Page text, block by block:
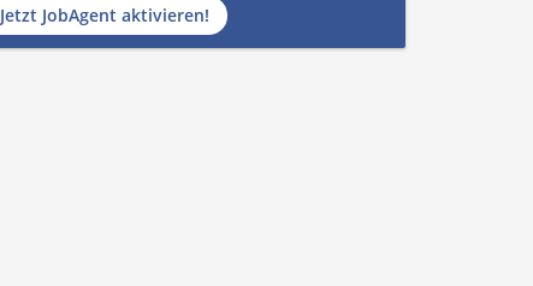
Jetzt JobAgent aktivieren!